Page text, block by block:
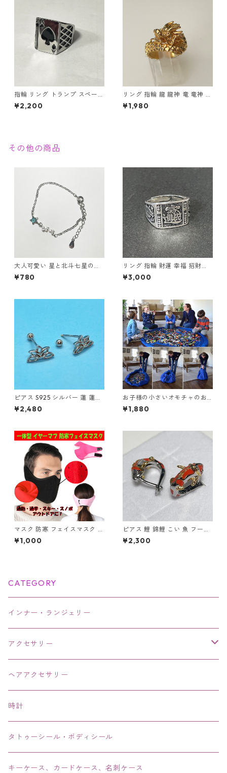
指輪 リング トランプ スペード
エース ステンレス 幸運 勝負運
ラッキーアイテム ギャンブル
¥2,200
リング 指輪 龍 龍神 竜 竜神 金
龍 ゴールド スパイラル メンズ
アクセサリー
¥1,980
その他の商品
大人可愛い 星と北斗七星のブ
レスレット ビジュー シルバー
スター 華奢デザイン
¥780
リング 指輪 財運 幸福 招財進
寶 (しょうざいしんぽう) 宝船
縁起物
¥3,000
ピアス S925 シルバー 蓮 蓮の
花 蓮花 蓮華 ロータス 透かし
レディース Silver アクセサリ
¥2,480
お子様の小さいオモチャのお
片付けのお悩み解消！レゴマ
ット収納袋 Lサイズ 150cm
¥1,880
マスク 防寒 フェイスマスク イ
ヤーマフ 耳カバー 一体型 洗え
る 耳当て付 フリース ボア あ
¥1,000
ピアス 鯉 錦鯉 こい 魚 フープ
ピアス シルバー カラフル アク
セサリー
¥2,300
CATEGORY
インナー・ランジェリー
アクセサリー
ネックレス・チョーカー
ピアス・イヤリング・鼻ピアス
リング・指輪
ブレス・バングル・ブレスレット・腕輪
ヘアアクセサリー
時計
タトゥーシール・ボディシール
キーケース、カードケース、名刺ケース